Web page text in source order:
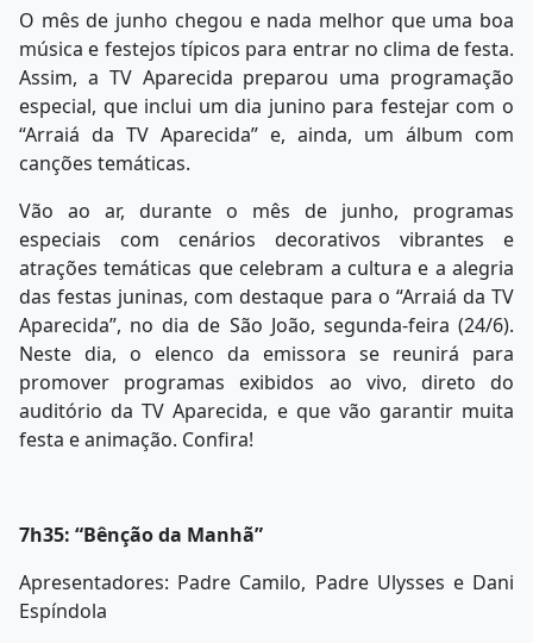
O mês de junho chegou e nada melhor que uma boa
música e festejos típicos para entrar no clima de festa.
Assim, a TV Aparecida preparou uma programação
especial, que inclui um dia junino para festejar com o
“Arraiá da TV Aparecida” e, ainda, um álbum com
canções temáticas.
Vão ao ar, durante o mês de junho, programas
especiais com cenários decorativos vibrantes e
atrações temáticas que celebram a cultura e a alegria
das festas juninas, com destaque para o “Arraiá da TV
Aparecida”, no dia de São João, segunda-feira (24/6).
Neste dia, o elenco da emissora se reunirá para
promover programas exibidos ao vivo, direto do
auditório da TV Aparecida, e que vão garantir muita
festa e animação. Confira!
7h35: “Bênção da Manhã”
Apresentadores: Padre Camilo, Padre Ulysses e Dani
Espíndola